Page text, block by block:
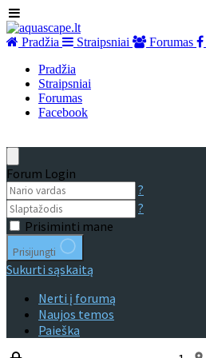
Pradžia Straipsniai Forumas
Pradžia
Straipsniai
Forumas
Facebook
Forum Login
?
?
Prisiminti mane
Prisijungti
Sukurti sąskaitą
Nerti į forumą
Naujos temos
Paieška